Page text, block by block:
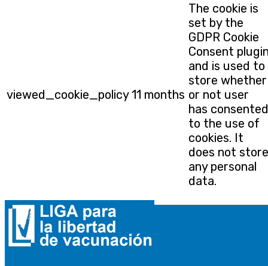
viewed_cookie_policy11 months
The cookie is
set by the
GDPR Cookie
Consent
and is used to
store whether
or not user
has consented
to the use of
cookies. It
does not store
any personal
data.
Funcional
Funcional
Las cookies funcionales ayudan a realizar